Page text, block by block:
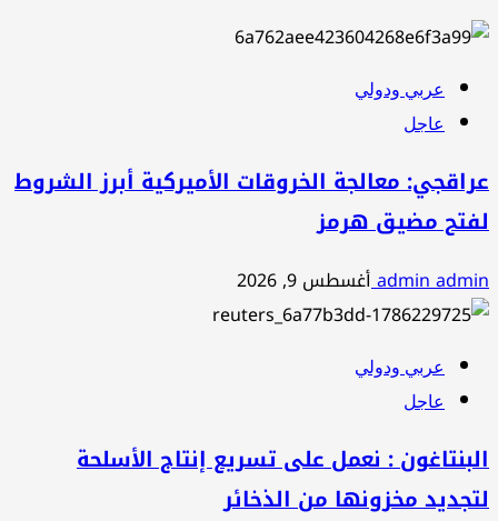
عربي ودولي
عاجل
عراقجي: معالجة الخروقات الأميركية أبرز الشروط
لفتح مضيق هرمز
admin adminأغسطس 9, 2026
عربي ودولي
عاجل
البنتاغون : نعمل على تسريع إنتاج الأسلحة
لتجديد مخزونها من الذخائر